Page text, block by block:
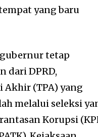
yang baru
tetap
dari DPRD,
Akhir (TPA) yang
melalui seleksi
Korupsi